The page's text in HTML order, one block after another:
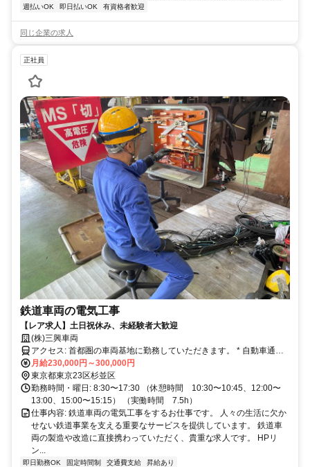
週払いOK
即日払いOK 有資格者歓迎
同じ企業の求人
正社員
鉄道車両の電気工事
【レア求人】土日祝休み、未経験者大歓迎
(株)三興車両
アクセス: 首都圏の車両基地に勤務していただきます。 * 自動車通勤
可（勤務地による） * 車両基地のため駅から近い
月給230,000円～300,000円
東京都東京23区杉並区
勤務時間・曜日: 8:30〜17:30 （休憩時間 10:30〜10:45、12:00〜
13:00、15:00〜15:15） （実働時間 7.5h）
仕事内容: 鉄道車両の電気工事をするお仕事です。 人々の生活に欠か
せない鉄道事業を支える重要なサービスを提供しています。 鉄道車
両の製造や改造に直接携わっていただく、貴重な求人です。 HPリ
ン...
即日勤務OK 固定時間制 交通費支給 昇給あり